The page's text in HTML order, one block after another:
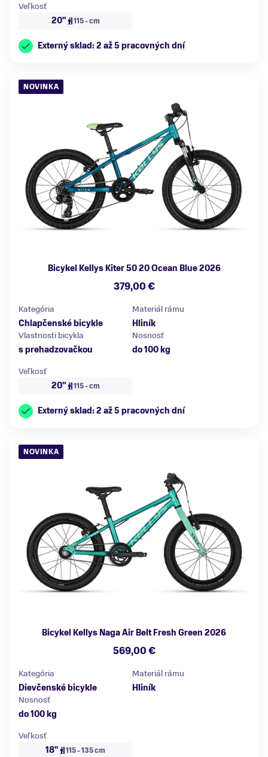
Veľkosť
20"
115 - cm
Externý sklad: 2 až 5 pracovných dní
NOVINKA
Bicykel Kellys Kiter 50 20 Ocean Blue 2026
379,00 €
Kategória
Chlapčenské bicykle
Materiál rámu
Hliník
Vlastnosti bicykla
s prehadzovačkou
Nosnosť
do 100 kg
Veľkosť
20"
115 - cm
Externý sklad: 2 až 5 pracovných dní
NOVINKA
Bicykel Kellys Naga Air Belt Fresh Green 2026
569,00 €
Kategória
Dievčenské bicykle
Materiál rámu
Hliník
Nosnosť
do 100 kg
Veľkosť
18"
115 - 135 cm